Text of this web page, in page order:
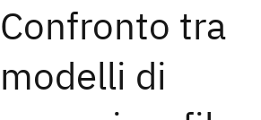
Confronto tra
modelli di